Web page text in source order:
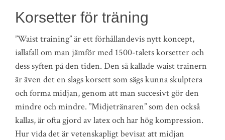
Korsetter för träning
”Waist training” är ett förhållandevis nytt koncept,
iallafall om man jämför med 1500-talets korsetter och
dess syften på den tiden. Den så kallade waist trainern
är även det en slags korsett som sägs kunna skulptera
och forma midjan, genom att man succesivt gör den
mindre och mindre. ”Midjetränaren” som den också
kallas, är ofta gjord av latex och har hög kompression.
Hur vida det är vetenskapligt bevisat att midjan